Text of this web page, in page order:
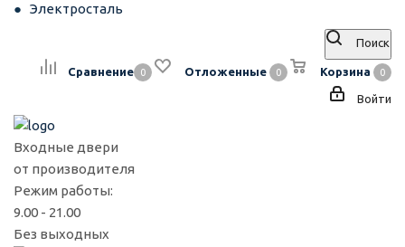
Электросталь
Поиск
Сравнение 0 Отложенные 0 Корзина 0
Войти
Входные двери
от производителя
Режим работы:
9.00 - 21.00
Без выходных